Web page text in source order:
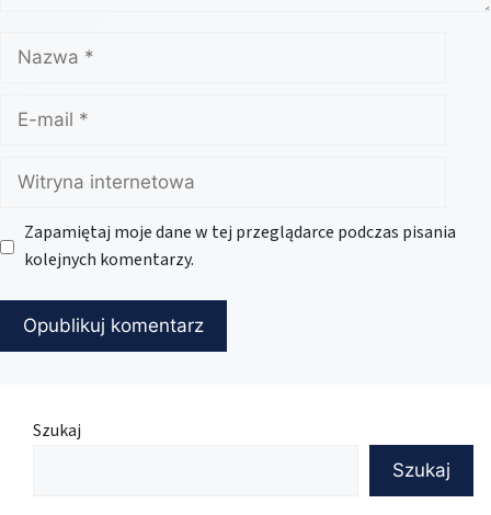
Nazwa
mail
Witryna
internetowa
Zapamiętaj moje dane w tej przeglądarce podczas pisania
kolejnych komentarzy.
Szukaj
Szukaj